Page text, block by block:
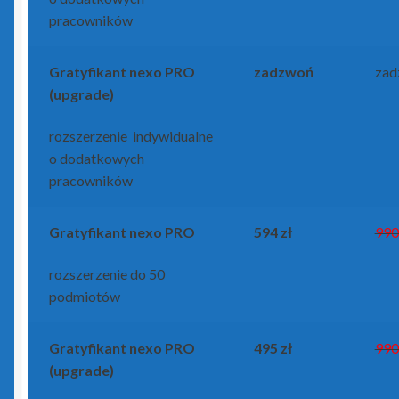
pracowników
Gratyfikant nexo PRO
(upgrade)
rozszerzenie indywidualne
o dodatkowych
pracowników
zadzwoń
Gratyfikant nexo PRO
rozszerzenie do 50
podmiotów
594 zł 990
Gratyfikant nexo PRO
(upgrade)
495 zł 990